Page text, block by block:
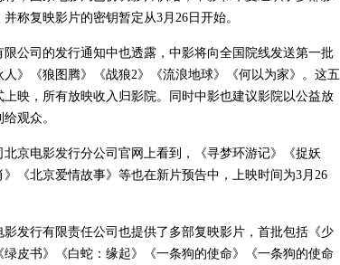
称复映影片的密钥暂定从3月26日开始。
公司的发行通知中也透露，中影将向全国院线发送第一批
》《狼图腾》《战狼2》《流浪地球》《何以为家》。这五
映，所有放映收入归影院。同时中影也建议影院以公益放
观众。
京电影发行分公司官网上看到，《寻梦环游记》《捉妖
《北京爱情故事》等也在新片预告中，上映时间为3月26
影发行有限责任公司也提供了多部复映影片，首批包括《少
皮书》《白蛇：缘起》《一条狗的使命》《一条狗的使命